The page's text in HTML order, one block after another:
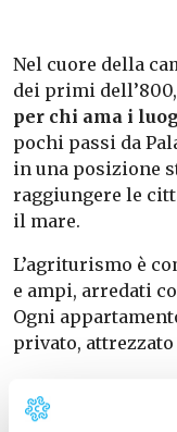
Nel cuore della
dei primi
per chi ama i
pochi passi da
in una posizione
raggiungere le
il mare.
L’agriturismo è
e ampi, arredati
Ogni
privato,